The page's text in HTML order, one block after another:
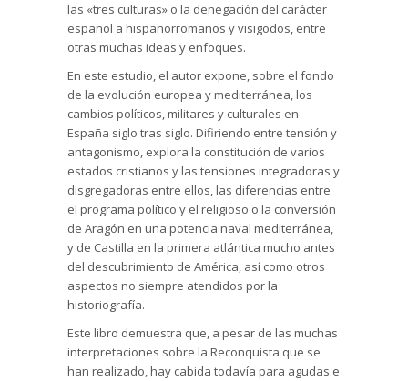
las «tres culturas» o la denegación del carácter
español a hispanorromanos y visigodos, entre
otras muchas ideas y enfoques.
En este estudio, el autor expone, sobre el fondo
de la evolución europea y mediterránea, los
cambios políticos, militares y culturales en
España siglo tras siglo. Difiriendo entre tensión y
antagonismo, explora la constitución de varios
estados cristianos y las tensiones integradoras y
disgregadoras entre ellos, las diferencias entre
el programa político y el religioso o la conversión
de Aragón en una potencia naval mediterránea,
y de Castilla en la primera atlántica mucho antes
del descubrimiento de América, así como otros
aspectos no siempre atendidos por la
historiografía.
Este libro demuestra que, a pesar de las muchas
interpretaciones sobre la Reconquista que se
han realizado, hay cabida todavía para agudas e